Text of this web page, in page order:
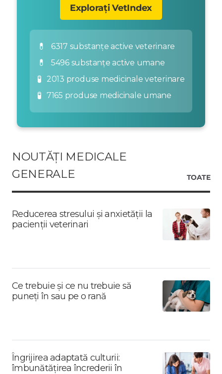
Explorați VetIndex
💊 6317 substanțe active veterinare
💊 5496 substanțe active umane
🧪 2013 produse medicinale veterinare
🧪 7165 produse medicinale umane
NOUTĂȚI MEDICALE
GENERALE
TOATE
Reducerea stresului și anxietății la
pacienții veterinari
Ce trebuie și ce nu trebuie să
puneți în sau pe o rană
Îngrijirea adaptată culturii:
îmbunătățirea încrederii în